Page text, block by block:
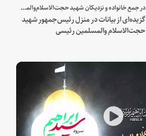
در جمع خانواده و نزدیکان شهید حجت‌الاسلام‌والمسلمین رئیسی:
گزیده‌ای از بیانات در منزل رئیس‌جمهور شهید
حجت‌الاسلام والمسلمین رئیسی